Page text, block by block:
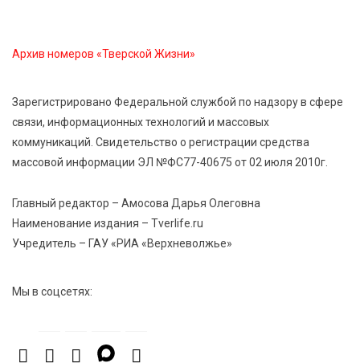
Максатихинском округе завершился молодёжный
5 Авг 2026 18:42 389
Виталий Королев: 58 пространств благоустроят в
Верхневолжье
5 Авг 2026 18:07 591
От Святого Августина до кислотных рейвов:
необычная лекция об истории танцевальной
Архив номеров «Тверской Жизни»
Зарегистрировано Федеральной службой по надзору в сфере
связи, информационных технологий и массовых
коммуникаций. Свидетельство о регистрации средства
массовой информации ЭЛ №ФС77-40675 от 02 июля 2010г.
Главный редактор – Амосова Дарья Олеговна
Наименование издания – Tverlife.ru
Учредитель – ГАУ «РИА «Верхневолжье»
Мы в соцсетях: